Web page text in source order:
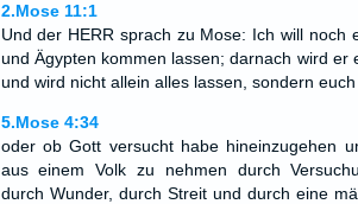
2.Mose 11:1
Und der HERR sprach zu Mose: Ich will noch
und Ägypten kommen lassen; darnach wird er
und wird nicht allein alles lassen, sondern
5.Mose 4:34
oder ob Gott versucht habe hineinzugehen
aus einem Volk zu nehmen durch
durch Wunder, durch Streit und durch eine